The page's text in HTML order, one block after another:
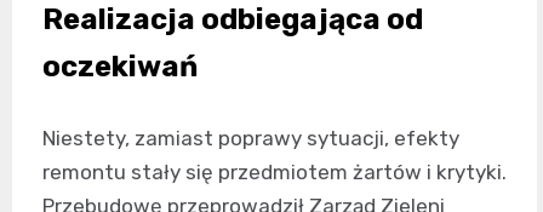
Realizacja odbiegająca od
oczekiwań
Niestety, zamiast poprawy sytuacji, efekty
remontu stały się przedmiotem żartów i krytyki.
Przebudowę przeprowadził Zarząd Zieleni